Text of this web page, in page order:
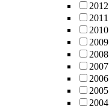
2012
2011
2010
2009
2008
2007
2006
2005
2004